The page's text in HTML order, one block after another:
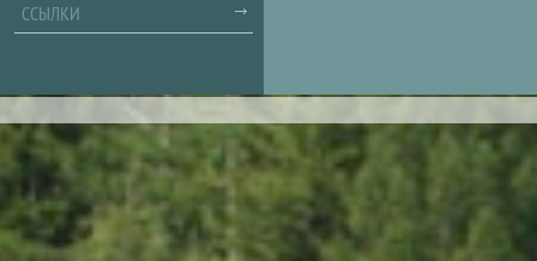
ССЫЛКИ